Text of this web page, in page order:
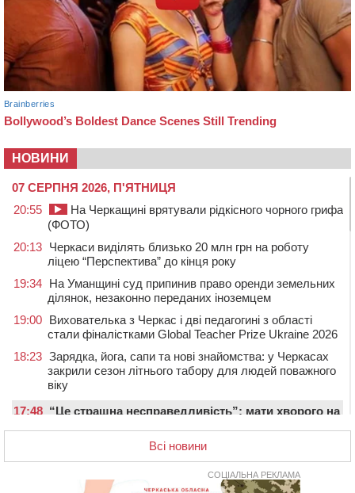
НОВИНИ
07 СЕРПНЯ 2026, П'ЯТНИЦЯ
20:55
На Черкащині врятували рідкісного чорного грифа
(ФОТО)
20:13 Черкаси виділять близько 20 млн грн на роботу
ліцею “Перспектива” до кінця року
19:34 На Уманщині суд припинив право оренди земельних
ділянок, незаконно переданих іноземцем
19:00 Вихователька з Черкас і дві педагогині з області
стали фіналістками Global Teacher Prize Ukraine 2026
18:23 Зарядка, йога, сапи та нові знайомства: у Черкасах
закрили сезон літнього табору для людей поважного
віку
17:48 “Це страшна несправедливість”: мати хворого на
ОВА виділити кошти на дороговартісні ліки
17:15 На Уманщині судитимуть колишню очільницю відділу
освіти через закупівлю електрики за завищеною
Всі новини
СОЦІАЛЬНА РЕКЛАМА